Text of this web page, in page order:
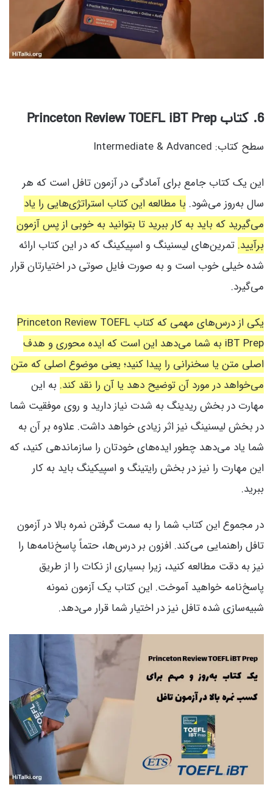
6. کتاب Princeton Review TOEFL iBT Prep
سطح کتاب: Intermediate & Advanced
این یک کتاب جامع برای آمادگی در آزمون تافل است که هر
سال به‌روز می‌شود. با مطالعه این کتاب استراتژی‌هایی را یاد
می‌گیرید که باید به کار ببرید تا بتوانید به خوبی از پس آزمون
برآیید. تمرین‌های لیسنینگ و اسپیکینگ که در این کتاب ارائه
شده خیلی خوب است و به صورت فایل صوتی در اختیارتان قرار
می‌گیرد.
یکی از درس‌های مهمی که کتاب Princeton Review TOEFL
iBT Prep به شما می‌دهد این است که ایده محوری و هدف
اصلی متن یا سخنرانی را پیدا کنید؛ یعنی موضوع اصلی که متن
می‌خواهد در مورد آن توضیح دهد یا آن را نقد کند. به این
مهارت در بخش ریدینگ به شدت نیاز دارید و روی موفقیت شما
در بخش لیسنینگ نیز اثر زیادی خواهد داشت. علاوه بر آن به
شما یاد می‌دهد چطور ایده‌های خودتان را سازماندهی کنید، که
این مهارت را نیز در بخش رایتینگ و اسپیکینگ باید به کار
ببرید.
در مجموع این کتاب شما را به سمت گرفتن نمره بالا در آزمون
تافل راهنمایی می‌کند. افزون بر درس‌ها، حتماً پاسخ‌نامه‌ها را
نیز به دقت مطالعه کنید، زیرا بسیاری از نکات را از طریق
پاسخ‌نامه خواهید آموخت. این کتاب یک آزمون نمونه
شبیه‌سازی شده تافل نیز در اختیار شما قرار می‌دهد.